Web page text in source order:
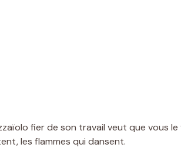
fier de son travail veut que vous le
les flammes qui dansent.